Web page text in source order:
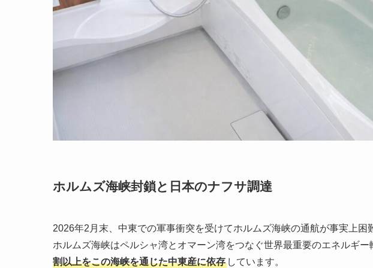
ホルムズ海峡封鎖と日本のナフサ調達
2026年2月末、中東での軍事衝突を受けてホルムズ海峡の通航が事実上困
ホルムズ海峡はペルシャ湾とオマーン湾をつなぐ世界最重要のエネルギー
割以上をこの海峡を通じた中東産に依存 しています。